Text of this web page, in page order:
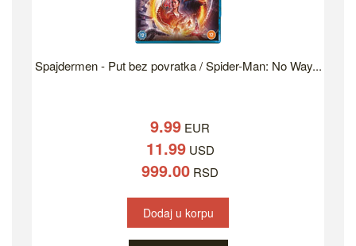
Spajdermen - Put bez povratka / Spider-Man: No Way...
9.99 EUR
11.99USD
999.00 RSD
Dodaj u korpu